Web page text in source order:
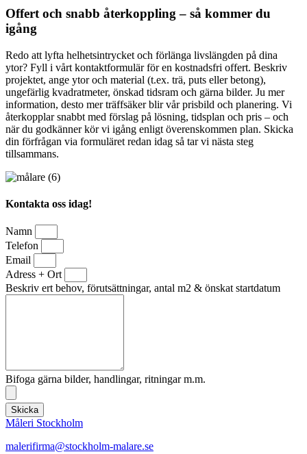
Offert och snabb återkoppling – så kommer du
igång
Redo att lyfta helhetsintrycket och förlänga livslängden på dina
ytor? Fyll i vårt kontaktformulär för en kostnadsfri offert. Beskriv
projektet, ange ytor och material (t.ex. trä, puts eller betong),
ungefärlig kvadratmeter, önskad tidsram och gärna bilder. Ju mer
information, desto mer träffsäker blir vår prisbild och planering. Vi
återkopplar snabbt med förslag på lösning, tidsplan och pris – och
när du godkänner kör vi igång enligt överenskommen plan. Skicka
din förfrågan via formuläret redan idag så tar vi nästa steg
tillsammans.
Kontakta oss idag!
Namn
Telefon
Email
Adress + Ort
Beskriv ert behov, förutsättningar, antal m2 & önskat startdatum
Bifoga gärna bilder, handlingar, ritningar m.m.
Skicka
Måleri Stockholm
malerifirma@stockholm-malare.se